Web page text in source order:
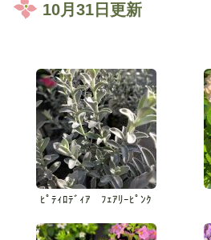
10月31日更新
ﾋﾟﾃｨﾛﾃﾞｨｱ ﾌｪｱﾘｰﾋﾟﾝｸ